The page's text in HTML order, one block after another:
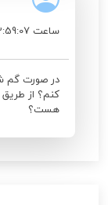
ساعت 12:59:07
در صورت گم
کنم؟ از
هست؟